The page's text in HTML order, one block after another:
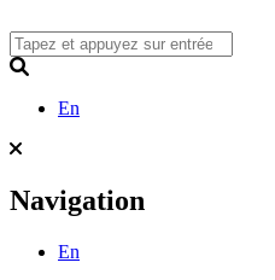
to
content
En
Navigation
En